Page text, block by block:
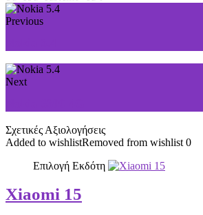
Previous
Next
Σχετικές Αξιολογήσεις
Added to wishlistRemoved from wishlist 0
Επιλογή Εκδότη
Xiaomi 15